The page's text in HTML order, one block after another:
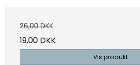
26,00 DKK
19,00 DKK
Vis produkt